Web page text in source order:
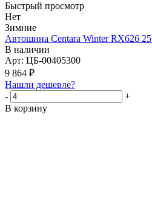
Быстрый просмотр
Нет
Зимние
Автошина Centara Winter RX626
В наличии
Арт: ЦБ-00405300
9 864 ₽
Нашли дешевле?
-
+
В корзину